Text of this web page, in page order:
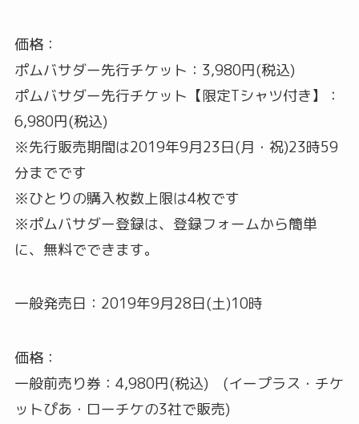
価格：
ポムバサダー先行チケット：3,980円(税込)
ポムバサダー先行チケット【限定Tシャツ付き】：
6,980円(税込)
※先行販売期間は2019年9月23日(月・祝)23時59
分までです
※ひとりの購入枚数上限は4枚です
※ポムバサダー登録は、登録フォームから簡単
に、無料でできます。
一般発売日：2019年9月28日(土)10時
価格：
一般前売り券：4,980円(税込) (イープラス・チケ
ットぴあ・ローチケの3社で販売)